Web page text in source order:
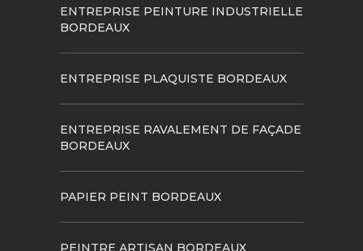
ENTREPRISE PEINTURE INDUSTRIELLE
BORDEAUX
ENTREPRISE PLAQUISTE BORDEAUX
ENTREPRISE RAVALEMENT DE FAÇADE
BORDEAUX
PAPIER PEINT BORDEAUX
PEINTRE ARTISAN BORDEAUX